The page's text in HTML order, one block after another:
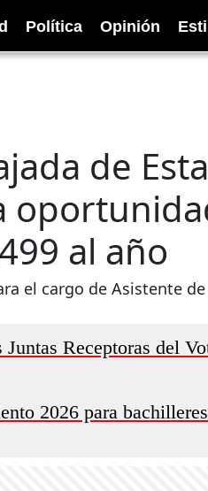
Política Opinión
de
al año
el cargo de Asistente
Receptoras del
2026 para